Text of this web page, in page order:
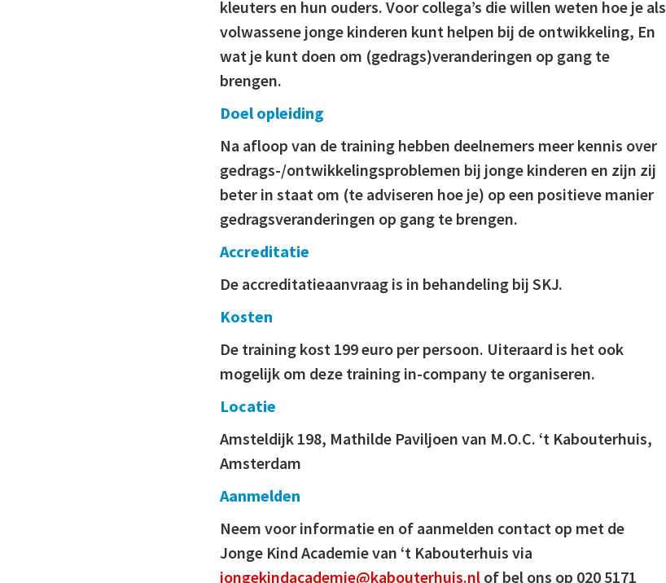
kleuters en hun ouders. Voor collega’s die willen weten hoe je als
volwassene jonge kinderen kunt helpen bij de ontwikkeling, En
wat je kunt doen om (gedrags)veranderingen op gang te
brengen.
Doel opleiding
Na afloop van de training hebben deelnemers meer kennis over
gedrags-/ontwikkelingsproblemen bij jonge kinderen en zijn zij
beter in staat om (te adviseren hoe je) op een positieve manier
gedragsveranderingen op gang te brengen.
Accreditatie
De accreditatieaanvraag is in behandeling bij SKJ.
Kosten
De training kost 199 euro per persoon. Uiteraard is het ook
mogelijk om deze training in-company te organiseren.
Locatie
Amsteldijk 198, Mathilde Paviljoen van M.O.C. ‘t Kabouterhuis,
Amsterdam
Aanmelden
Neem voor informatie en of aanmelden contact op met de
Jonge Kind Academie van ‘t Kabouterhuis via
jongekindacademie@kabouterhuis.nlof bel ons op 020 5171